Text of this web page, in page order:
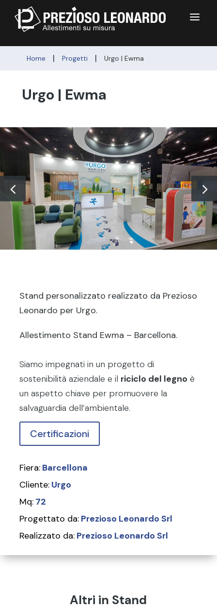
a
Home | Progetti | Urgo | Ewma
Urgo | Ewma
Stand personalizzato realizzato da Prezioso
Leonardo per Urgo.
Allestimento Stand Ewma – Barcellona.
Siamo impegnati in un progetto di
sostenibilità aziendale e il riciclo del legno è
un aspetto chiave per promuovere la
salvaguardia dell’ambientale.
Certificazioni
Fiera: Barcellona
Cliente: Urgo
Mq: 72
Progettato da: Prezioso Leonardo Srl
Realizzato da: Prezioso Leonardo Srl
Altri in Stand